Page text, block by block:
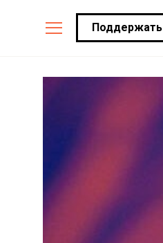
Поддержать